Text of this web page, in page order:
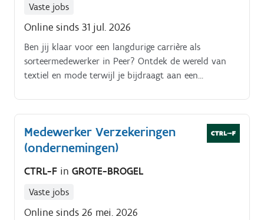
Vaste jobs
Online sinds 31 jul. 2026
Ben jij klaar voor een langdurige carrière als
sorteermedewerker in Peer? Ontdek de wereld van
textiel en mode terwijl je bijdraagt aan een
verantwoordelijk voor het sorteren van
kledingstukken.
Medewerker Verzekeringen
(ondernemingen)
CTRL-F in GROTE-BROGEL
Vaste jobs
Online sinds 26 mei. 2026